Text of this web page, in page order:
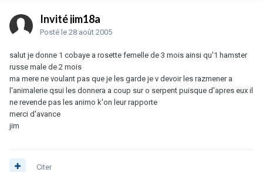
Invité jim18a
Posté le 28 août 2005
salut je donne 1 cobaye a rosette femelle de 3 mois ainsi qu'1 hamster
russe male de 2 mois
ma mere ne voulant pas que je les garde je v devoir les razmener a
l'animalerie qsui les donnera a coup sur o serpent puisque d'apres eux il
ne revende pas les animo k'on leur rapporte
merci d'avance
jim
Citer